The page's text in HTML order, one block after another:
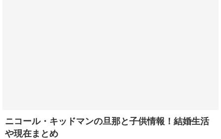
ニコール・キッドマンの旦那と子供情報！結婚生活
や現在まとめ